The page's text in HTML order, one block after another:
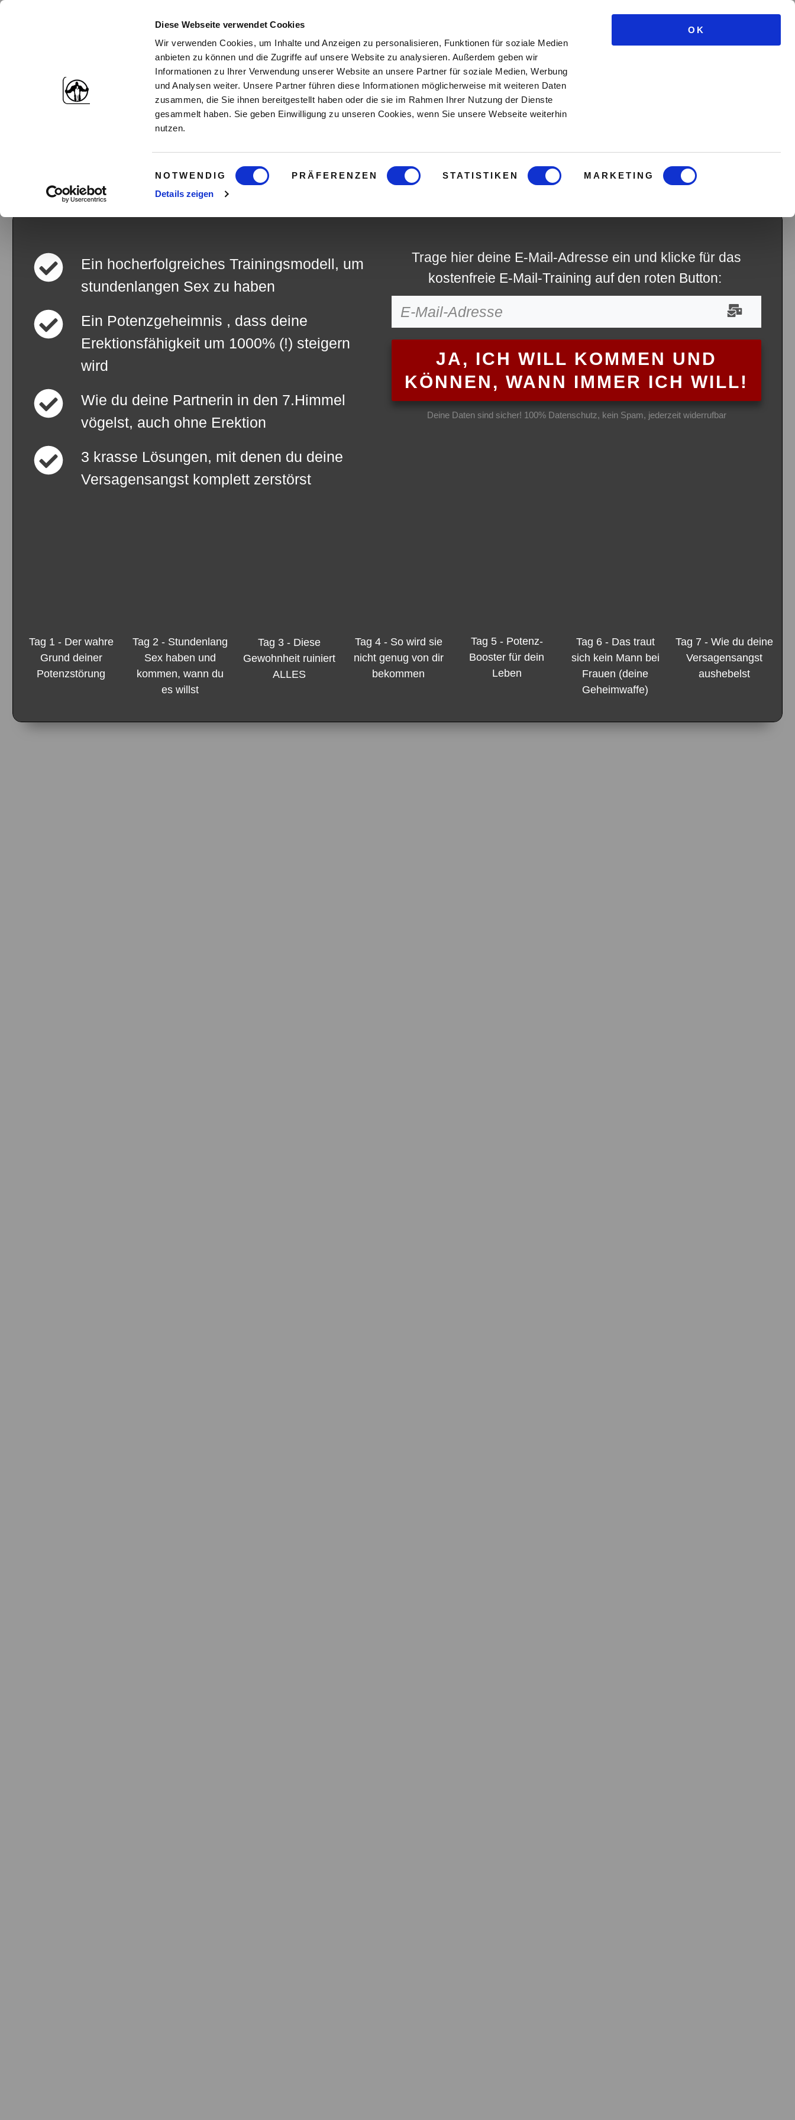
Diese Webseite verwendet Cookies
Wir verwenden Cookies, um Inhalte und Anzeigen zu personalisieren, Funktionen für soziale Medien
anbieten zu können und die Zugriffe auf unsere Website zu analysieren. Außerdem geben wir
Informationen zu Ihrer Verwendung unserer Website an unsere Partner für soziale Medien, Werbung
und Analysen weiter. Unsere Partner führen diese Informationen möglicherweise mit weiteren Daten
zusammen, die Sie ihnen bereitgestellt haben oder die sie im Rahmen Ihrer Nutzung der Dienste
gesammelt haben. Sie geben Einwilligung zu unseren Cookies, wenn Sie unsere Webseite weiterhin
nutzen.
Einwilligungsauswahl
NOTWENDIG PRÄFERENZEN STATISTIKEN
MARKETING
Details zeigen
OK
Die 7 Regeln für souveräne Potenz
So wirst du in 7 Tagen zum standfesten und ausdauernden Mann (100% kostenfrei)
Ein hocherfolgreiches Trainingsmodell, um
stundenlangen Sex zu haben
Ein Potenzgeheimnis , dass deine
Erektionsfähigkeit um 1000% (!) steigern
wird
Wie du deine Partnerin in den 7.Himmel
vögelst, auch ohne Erektion
3 krasse Lösungen, mit denen du deine
Versagensangst komplett zerstörst
Trage hier deine E-Mail-Adresse ein und klicke für das
kostenfreie E-Mail-Training auf den roten Button:
JA, ICH WILL KOMMEN UND
KÖNNEN, WANN IMMER ICH WILL!
Deine Daten sind sicher! 100% Datenschutz, kein Spam, jederzeit widerrufbar
Tag 1 - Der wahre
Grund deiner
Potenzstörung
Tag 2 - Stundenlang
Sex haben und
kommen, wann du
es willst
Tag 3 - Diese
Gewohnheit ruiniert
ALLES
Tag 4 - So wird sie
nicht genug von dir
bekommen
Tag 5 -Potenz-
Booster für dein
Leben
Tag 6 - Das traut
sich kein Mann bei
Frauen (deine
Geheimwaffe)
Tag 7 - Wie du deine
Versagensangst
aushebelst